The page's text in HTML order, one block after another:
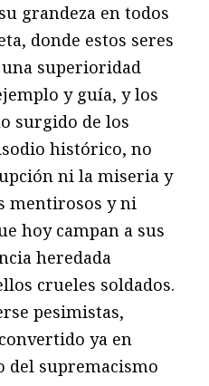
grandeza en todos
donde estos seres
superioridad
y guía, y los
surgido de los
histórico, no
ni la miseria y
mentirosos y ni
hoy campan a sus
heredada
crueles soldados.
pesimistas,
ya en
del supremacismo